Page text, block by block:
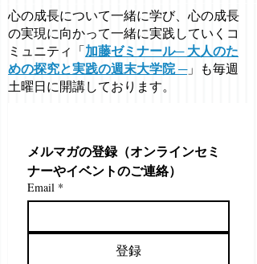
心の成長について一緒に学び、心の成長
の実現に向かって一緒に実践していくコ
ミュニティ「 加藤ゼミナール─ 大人のた
めの探究と実践の週末大学院 ─」も毎週
土曜日に開講しております。
メルマガの登録（オンラインセミ
ナーやイベントのご連絡）
Email *
登録